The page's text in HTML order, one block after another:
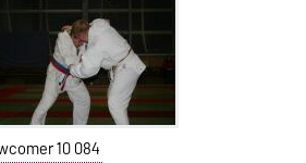
10 084